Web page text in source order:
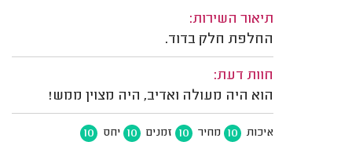
תיאור השירות:
החלפת חלק בדוד.
חוות דעת:
הוא היה מעולה ואדיב, היה מצוין ממש!
איכות 10 מחיר 10 זמנים 10 יחס 10